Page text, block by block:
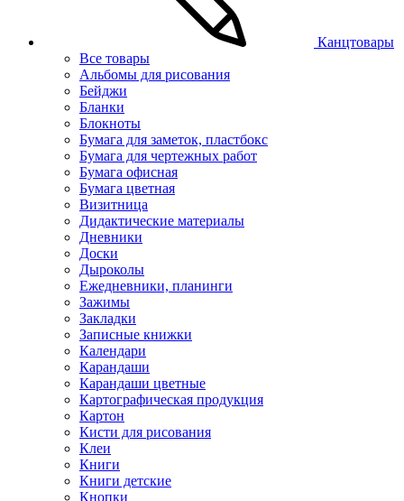
Канцтовары
Все товары
Альбомы для рисования
Бейджи
Бланки
Блокноты
Бумага для заметок, пластбокс
Бумага для чертежных работ
Бумага офисная
Бумага цветная
Визитница
Дидактические материалы
Дневники
Доски
Дыроколы
Ежедневники, планинги
Зажимы
Закладки
Записные книжки
Календари
Карандаши
Карандаши цветные
Картографическая продукция
Картон
Кисти для рисования
Клеи
Книги
Книги детские
Кнопки